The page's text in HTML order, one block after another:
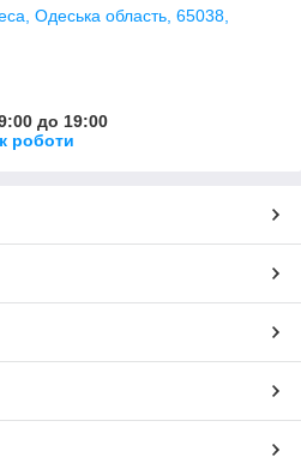
Одеська область, 65038,
до 19:00
роботи